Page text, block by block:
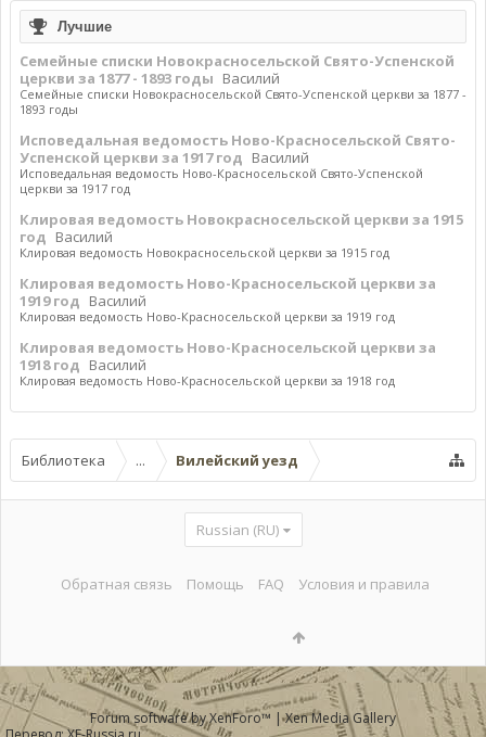
Лучшие
Семейные списки Новокрасносельской Свято-Успенской
церкви за 1877 - 1893 годы Василий
Семейные списки Новокрасносельской Свято-Успенской церкви за 1877 -
1893 годы
Исповедальная ведомость Ново-Красносельской Свято-
Успенской церкви за 1917 год Василий
Исповедальная ведомость Ново-Красносельской Свято-Успенской
церкви за 1917 год
Клировая ведомость Новокрасносельской церкви за 1915
год Василий
Клировая ведомость Новокрасносельской церкви за 1915 год
Клировая ведомость Ново-Красносельской церкви за
1919 год Василий
Клировая ведомость Ново-Красносельской церкви за 1919 год
Клировая ведомость Ново-Красносельской церкви за
1918 год Василий
Клировая ведомость Ново-Красносельской церкви за 1918 год
Библиотека ... Вилейский уезд
Russian (RU)
Обратная связь Помощь FAQ Условия и правила
Forum software by XenForo™ |Xen Media Gallery